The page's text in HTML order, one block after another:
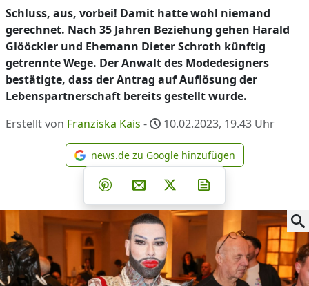
Schluss, aus, vorbei! Damit hatte wohl niemand
gerechnet. Nach 35 Jahren Beziehung gehen Harald
Glööckler und Ehemann Dieter Schroth künftig
getrennte Wege. Der Anwalt des Modedesigners
bestätigte, dass der Antrag auf Auflösung der
Lebenspartnerschaft bereits gestellt wurde.
Erstellt von Franziska Kais - 10.02.2023, 19.43 Uhr
news.de zu Google
news.de zu Google hinzufügen
Teilen auf Facebook
Teilen auf Whatsapp
Teilen auf Telegram
Teilen auf Pinterest
Per E-Mail teilen
Post auf X